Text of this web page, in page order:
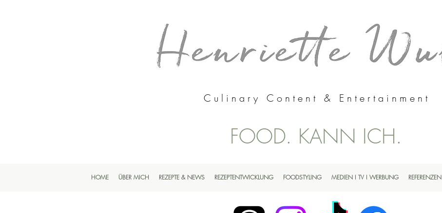
Culinary Content & Entertainment
FOOD. KANN ICH.
HOME ÜBER MICH REZEPTE & NEWS REZEPTENTWICKLUNG FOODSTYLING MEDIEN I TV I WERBUNG REFERENZEN